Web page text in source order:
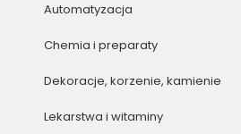
Automatyzacja
Chemia i preparaty
Dekoracje, korzenie, kamienie
Lekarstwa i witaminy